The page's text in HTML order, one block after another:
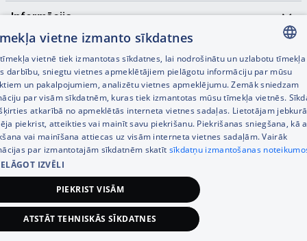
117,00€
Informācija
Noderīgas saites
© SIA Tet 2026 -
LATVIAN
RUSSIAN
ENGLISH
vietne izmanto sīkdatnes
vietnē tiek izmantotas sīkdatnes, lai nodrošinātu un uzlabotu tīmekļa
darbību, sniegtu vietnes apmeklētājiem pielāgotu informāciju par mūsu
un pakalpojumiem, analizētu vietnes apmeklējumu. Zemāk sniedzam
par visām sīkdatnēm, kuras tiek izmantotas mūsu tīmekļa vietnēs.
atkarībā no apmeklētās interneta vietnes sadaļas. Lietotājam
piekrist, atteikties vai mainīt savu piekrišanu. Piekrišanas sniegšana, kā
vai mainīšana attiecas uz visām interneta vietnes sadaļām. Vairāk
par izmantotajām sīkdatnēm skatīt sīkdatņu izmantošanas
IZVĒLI
PIEKRIST VISĀM
ATSTĀT TEHNISKĀS SĪKDATNES